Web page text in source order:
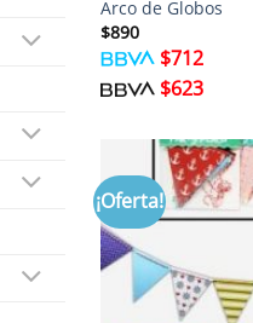
Arco de Globos
$890
$712
$623
¡Oferta!